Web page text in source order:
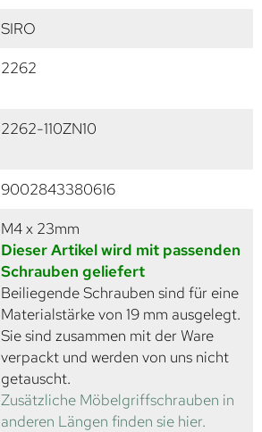
SIRO
2262
2262-110ZN10
9002843380616
M4 x 23mm
Dieser Artikel wird mit passenden
Schrauben geliefert
Beiliegende Schrauben sind für eine
Materialstärke von 19 mm ausgelegt.
Sie sind zusammen mit der Ware
verpackt und werden von uns nicht
getauscht.
Zusätzliche Möbelgriffschrauben in
anderen Längen finden sie hier.